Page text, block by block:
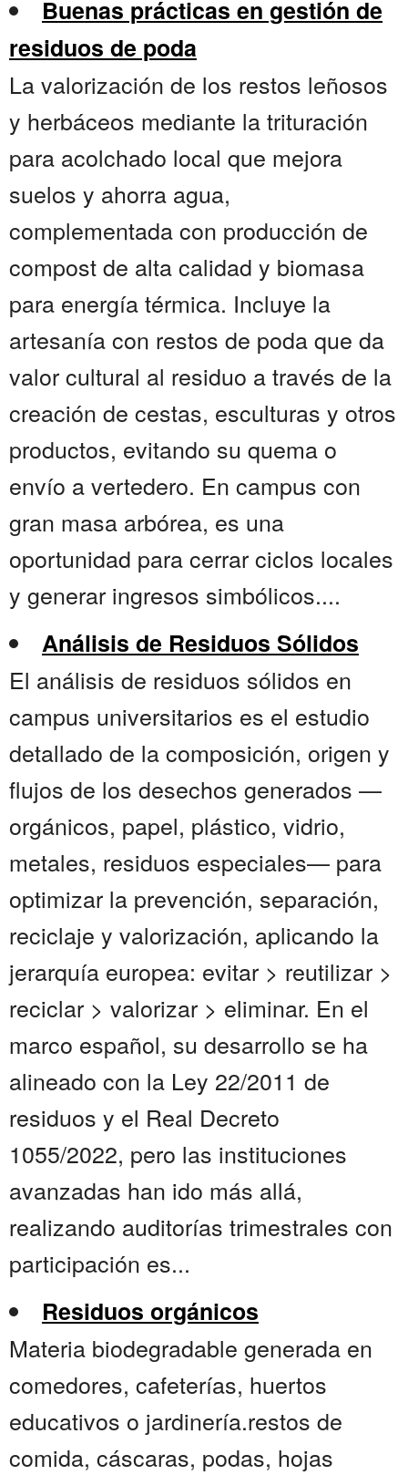
Buenas prácticas en gestión de
residuos de poda
La valorización de los restos leñosos
y herbáceos mediante la trituración
para acolchado local que mejora
suelos y ahorra agua,
complementada con producción de
compost de alta calidad y biomasa
para energía térmica. Incluye la
artesanía con restos de poda que da
valor cultural al residuo a través de la
creación de cestas, esculturas y otros
productos, evitando su quema o
envío a vertedero. En campus con
gran masa arbórea, es una
oportunidad para cerrar ciclos locales
y generar ingresos simbólicos....
Análisis de Residuos Sólidos
El análisis de residuos sólidos en
campus universitarios es el estudio
detallado de la composición, origen y
flujos de los desechos generados —
orgánicos, papel, plástico, vidrio,
metales, residuos especiales— para
optimizar la prevención, separación,
reciclaje y valorización, aplicando la
jerarquía europea: evitar > reutilizar >
reciclar > valorizar > eliminar. En el
marco español, su desarrollo se ha
alineado con la Ley 22/2011 de
residuos y el Real Decreto
1055/2022, pero las instituciones
avanzadas han ido más allá,
realizando auditorías trimestrales con
participación es...
Residuos orgánicos
Materia biodegradable generada en
comedores, cafeterías, huertos
educativos o jardinería.restos de
comida, cáscaras, podas, hojas